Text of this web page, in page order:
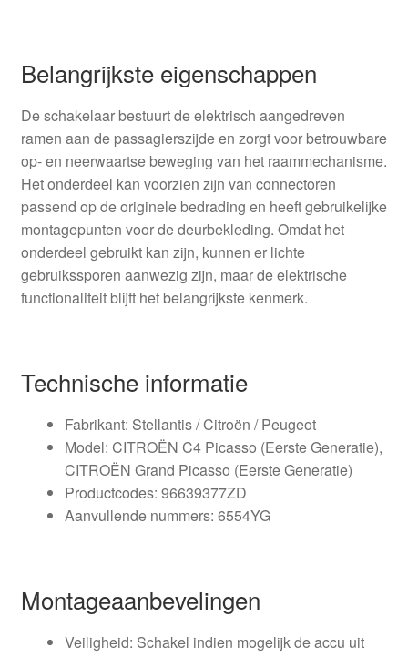
Belangrijkste eigenschappen
De schakelaar bestuurt de elektrisch aangedreven
ramen aan de passagierszijde en zorgt voor betrouwbare
op- en neerwaartse beweging van het raammechanisme.
Het onderdeel kan voorzien zijn van connectoren
passend op de originele bedrading en heeft gebruikelijke
montagepunten voor de deurbekleding. Omdat het
onderdeel gebruikt kan zijn, kunnen er lichte
gebruikssporen aanwezig zijn, maar de elektrische
functionaliteit blijft het belangrijkste kenmerk.
Technische informatie
Fabrikant: Stellantis / Citroën / Peugeot
Model: CITROËN C4 Picasso (Eerste Generatie),
CITROËN Grand Picasso (Eerste Generatie)
Productcodes: 96639377ZD
Aanvullende nummers: 6554YG
Montageaanbevelingen
Veiligheid: Schakel indien mogelijk de accu uit